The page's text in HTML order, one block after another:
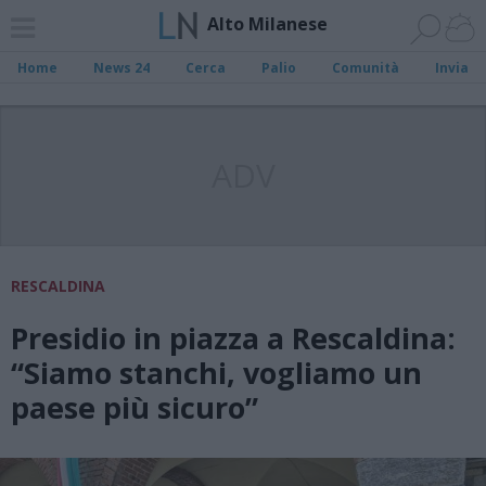
Alto Milanese
Home News 24 Cerca Palio Comunità Invia
RESCALDINA
Presidio in piazza a Rescaldina:
“Siamo stanchi, vogliamo un
paese più sicuro”